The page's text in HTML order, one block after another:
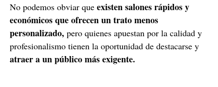
No podemos obviar que existen salones rápidos y
económicos que ofrecen un trato menos
personalizado, pero quienes apuestan por la calidad y
profesionalismo tienen la oportunidad de destacarse y
atraer a un público más exigente.